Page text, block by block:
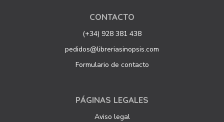
CONTACTO
(+34) 928 381 438
pedidos@libreriasinopsis.com
Formulario de contacto
PÁGINAS LEGALES
Aviso legal